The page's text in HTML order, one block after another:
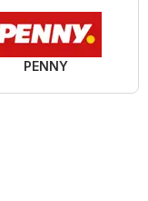
PENNY